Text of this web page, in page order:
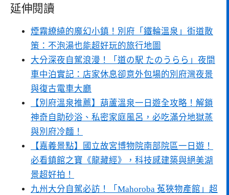
延伸閱讀
煙霧繚繞的魔幻小鎮！別府「鐵輪溫泉」街道散
策：不泡湯也能超好玩的旅行地圖
大分深夜自駕浪漫！「道の駅 たのうらら」夜間
車中泊實記：店家休息卻意外包場的別府灣夜景
與復古電車大廳
【別府溫泉推薦】葫蘆溫泉一日遊全攻略！解鎖
神奇自助砂浴、私密家庭風呂，必吃滿分地獄蒸
與別府冷麵！
【嘉義景點】國立故宮博物院南部院區一日遊！
必看鎮館之寶《龍藏經》，科技感建築與絕美湖
景超好拍！
九州大分自駕必訪！「Mahoroba 菟狹物產館」超